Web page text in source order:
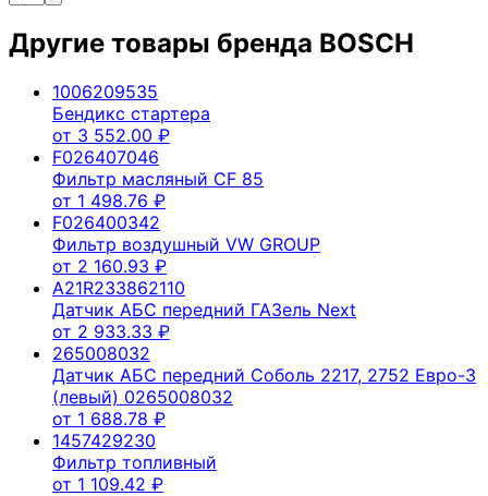
Другие товары бренда BOSCH
1006209535
Бендикс стартера
от 3 552.00 ₽
F026407046
Фильтр масляный CF 85
от 1 498.76 ₽
F026400342
Фильтр воздушный VW GROUP
от 2 160.93 ₽
A21R233862110
Датчик АБС передний ГАЗель Next
от 2 933.33 ₽
265008032
Датчик АБС передний Соболь 2217, 2752 Евро-3
(левый) 0265008032
от 1 688.78 ₽
1457429230
Фильтр топливный
от 1 109.42 ₽